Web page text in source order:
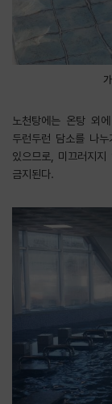
노천탕에는 온탕 외
두런두런 담소를 나
있으므로, 미끄러지
금지된다.